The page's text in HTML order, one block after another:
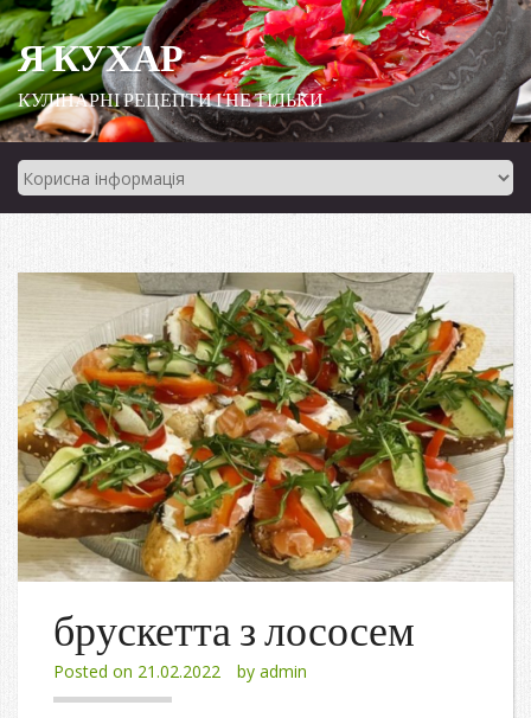
Я КУХАР
КУЛІНАРНІ РЕЦЕПТИ І НЕ ТІЛЬКИ
брускетта з лососем
Posted on 21.02.2022 by admin